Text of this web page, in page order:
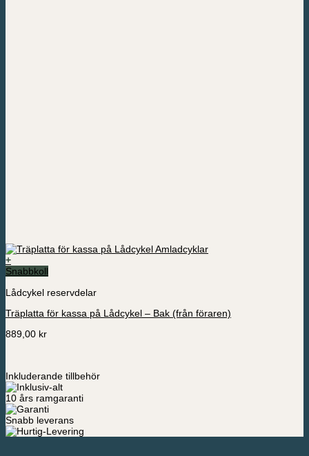
+
Snabbkoll
Lådcykel reservdelar
Träplatta för kassa på Lådcykel – Bak (från föraren)
889,00 kr
Inkluderande tillbehör
10 års ramgaranti
Snabb leverans